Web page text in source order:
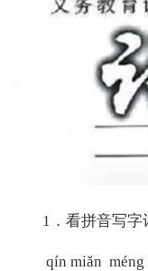
1．看拼音写字词
qín miǎn méng